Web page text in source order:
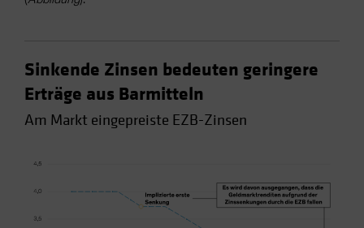
Sinkende Zinsen bedeuten geringere
Erträge aus Barmitteln
Am Markt eingepreiste EZB-Zinsen